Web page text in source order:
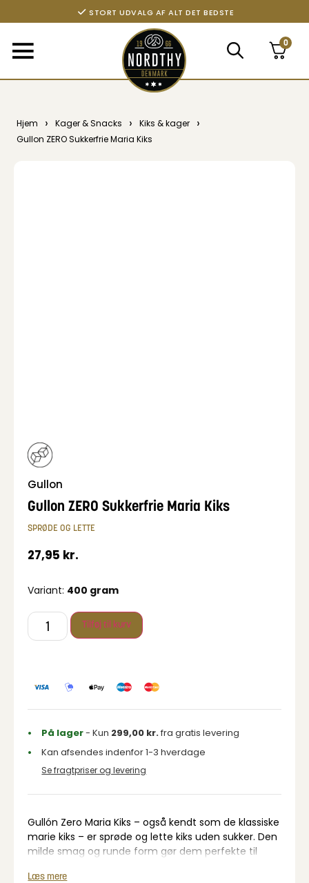
STORT UDVALG AF ALT DET BEDSTE
0
Hjem › Kager & Snacks › Kiks & kager ›
Gullon ZERO Sukkerfrie Maria Kiks
Gullon
Gullon ZERO Sukkerfrie Maria Kiks
SPRØDE OG LETTE
27,95 kr.
Variant: 400 gram
Tilføj til kurv
På lager- Kun 299,00 kr.fra gratis levering
Kan afsendes indenfor 1-3 hverdage
Se fragtpriser og levering
Gullón Zero Maria Kiks – også kendt som de klassiske
marie kiks – er sprøde og lette kiks uden sukker. Den
milde smag og runde form gør dem perfekte til
Læs mere